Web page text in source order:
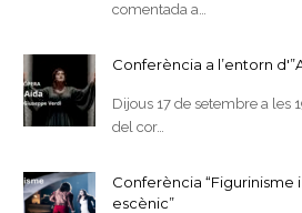
comentada a…
Conferència a l’entorn
Dijous 17 de setembre a les
del cor…
Conferència “Figurinisme
escènic”